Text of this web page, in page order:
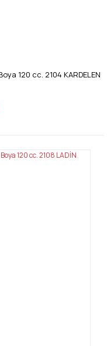
120 cc. 2104 KARDELEN